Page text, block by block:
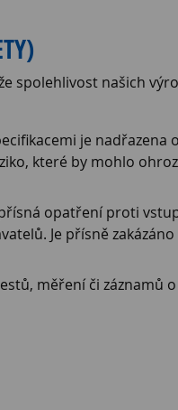
spolehlivost našich
je
které by mohlo
opatření proti
Je přísně
měření či záznamů